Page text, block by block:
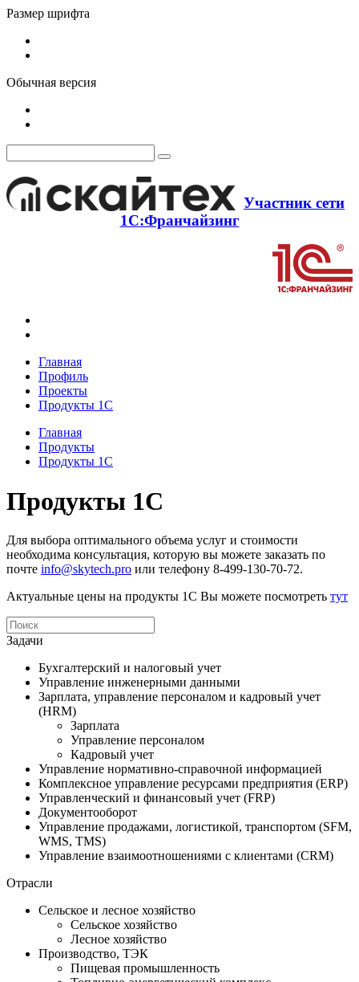
Размер шрифта
Обычная версия
Участник сети
1С:Франчайзинг
Главная
Профиль
Проекты
Продукты 1С
Главная
Продукты
Продукты 1С
Продукты 1С
Для выбора оптимального объема услуг и стоимости
необходима консультация, которую вы можете заказать по
почте info@skytech.pro или телефону 8-499-130-70-72.
Актуальные цены на продукты 1С Вы можете посмотреть тут
Задачи
Бухгалтерский и налоговый учет
Управление инженерными данными
Зарплата, управление персоналом и кадровый учет
(HRM)
Зарплата
Управление персоналом
Кадровый учет
Управление нормативно-справочной информацией
Комплексное управление ресурсами предприятия (ERP)
Управленческий и финансовый учет (FRP)
Документооборот
Управление продажами, логистикой, транспортом (SFM,
WMS, TMS)
Управление взаимоотношениями с клиентами (CRM)
Отрасли
Сельское и лесное хозяйство
Сельское хозяйство
Лесное хозяйство
Производство, ТЭК
Пищевая промышленность